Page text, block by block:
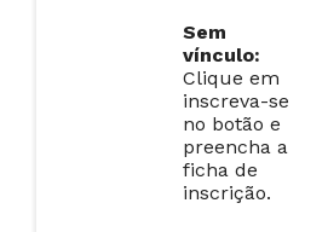
Sem
vínculo:
Clique em
inscreva-se
no botão e
preencha a
ficha de
inscrição.